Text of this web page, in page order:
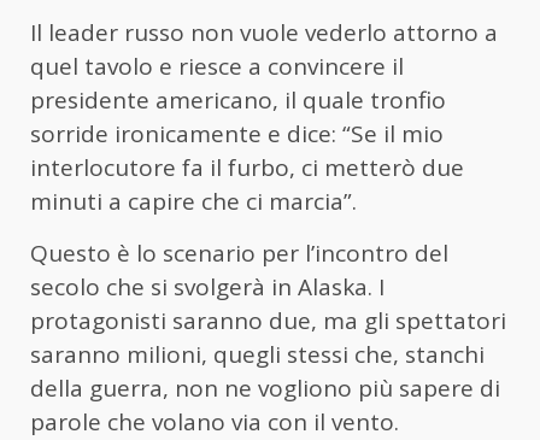
Il leader russo non vuole vederlo attorno a
quel tavolo e riesce a convincere il
presidente americano, il quale tronfio
sorride ironicamente e dice: “Se il mio
interlocutore fa il furbo, ci metterò due
minuti a capire che ci marcia”.
Questo è lo scenario per l’incontro del
secolo che si svolgerà in Alaska. I
protagonisti saranno due, ma gli spettatori
saranno milioni, quegli stessi che, stanchi
della guerra, non ne vogliono più sapere di
parole che volano via con il vento.